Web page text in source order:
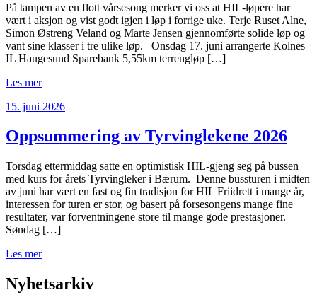
På tampen av en flott vårsesong merker vi oss at HIL-løpere har
vært i aksjon og vist godt igjen i løp i forrige uke. Terje Ruset Alne,
Simon Østreng Veland og Marte Jensen gjennomførte solide løp og
vant sine klasser i tre ulike løp. Onsdag 17. juni arrangerte Kolnes
IL Haugesund Sparebank 5,55km terrengløp […]
Les mer
15. juni 2026
Oppsummering av Tyrvinglekene 2026
Torsdag ettermiddag satte en optimistisk HIL-gjeng seg på bussen
med kurs for årets Tyrvingleker i Bærum. Denne bussturen i midten
av juni har vært en fast og fin tradisjon for HIL Friidrett i mange år,
interessen for turen er stor, og basert på forsesongens mange fine
resultater, var forventningene store til mange gode prestasjoner.
Søndag […]
Les mer
Nyhetsarkiv